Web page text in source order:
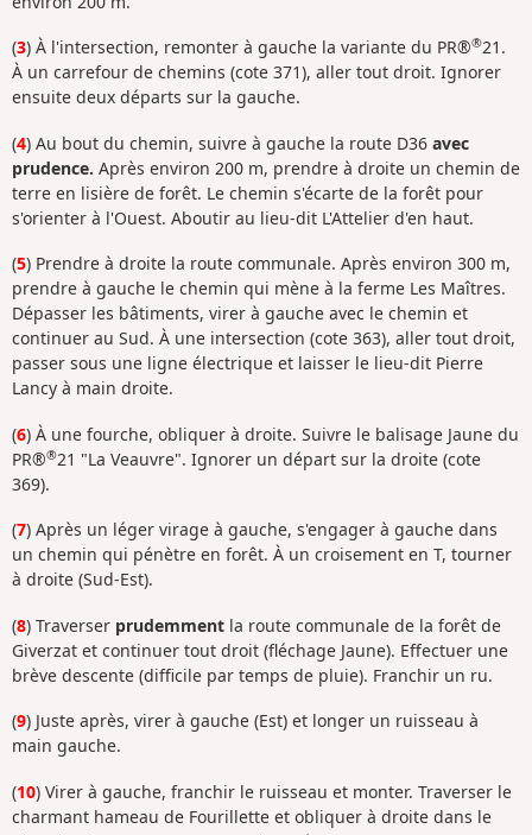
(3) À l'intersection, remonter à gauche la variante du PR®®21.
À un carrefour de chemins (cote 371), aller tout droit. Ignorer
ensuite deux départs sur la gauche.
(4) Au bout du chemin, suivre à gauche la route D36 avec
prudence. Après environ 200 m, prendre à droite un chemin de
terre en lisière de forêt. Le chemin s'écarte de la forêt pour
s'orienter à l'Ouest. Aboutir au lieu-dit L'Attelier d'en haut.
(5) Prendre à droite la route communale. Après environ 300 m,
prendre à gauche le chemin qui mène à la ferme Les Maîtres.
Dépasser les bâtiments, virer à gauche avec le chemin et
continuer au Sud. À une intersection (cote 363), aller tout droit,
passer sous une ligne électrique et laisser le lieu-dit Pierre
Lancy à main droite.
(6) À une fourche, obliquer à droite. Suivre le balisage Jaune du
PR®®21 "La Veauvre". Ignorer un départ sur la droite (cote
369).
(7) Après un léger virage à gauche, s'engager à gauche dans
un chemin qui pénètre en forêt. À un croisement en T, tourner
à droite (Sud-Est).
(8) Traverser prudemment la route communale de la forêt de
Giverzat et continuer tout droit (fléchage Jaune). Effectuer une
brève descente (difficile par temps de pluie). Franchir un ru.
(9) Juste après, virer à gauche (Est) et longer un ruisseau à
main gauche.
(10) Virer à gauche, franchir le ruisseau et monter. Traverser le
charmant hameau de Fourillette et obliquer à droite dans le